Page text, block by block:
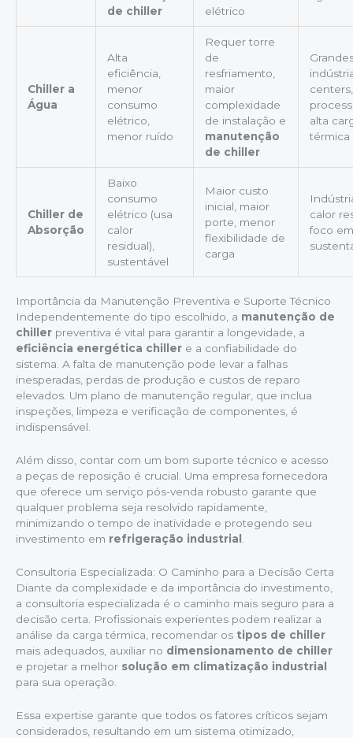
de chiller
elétrico
Chiller a
Água
Alta
eficiência,
menor
consumo
elétrico,
menor ruído
Requer torre
de
resfriamento,
maior
complexidade
de instalação e
manutenção
de chiller
centers,
alta
térmica
Chiller de
Absorção
Baixo
consumo
elétrico (usa
calor
residual),
sustentável
Maior custo
inicial, maior
porte, menor
flexibilidade de
carga
calor
foco em
Importância da Manutenção Preventiva e Suporte Técnico
Independentemente do tipo escolhido, a manutenção de
chiller preventiva é vital para garantir a longevidade, a
eficiência energética chiller e a confiabilidade do
sistema. A falta de manutenção pode levar a falhas
inesperadas, perdas de produção e custos de reparo
elevados. Um plano de manutenção regular, que inclua
inspeções, limpeza e verificação de componentes, é
indispensável.
Além disso, contar com um bom suporte técnico e acesso
a peças de reposição é crucial. Uma empresa fornecedora
que oferece um serviço pós-venda robusto garante que
qualquer problema seja resolvido rapidamente,
minimizando o tempo de inatividade e protegendo seu
investimento em refrigeração industrial
Consultoria Especializada: O Caminho para a Decisão Certa
Diante da complexidade e da importância do investimento,
a consultoria especializada é o caminho mais seguro para a
decisão certa. Profissionais experientes podem realizar a
análise da carga térmica, recomendar os tipos de chiller
mais adequados, auxiliar no dimensionamento de chiller
e projetar a melhor solução em climatização industrial
para sua operação.
Essa expertise garante que todos os fatores críticos sejam
considerados, resultando em um sistema otimizado,